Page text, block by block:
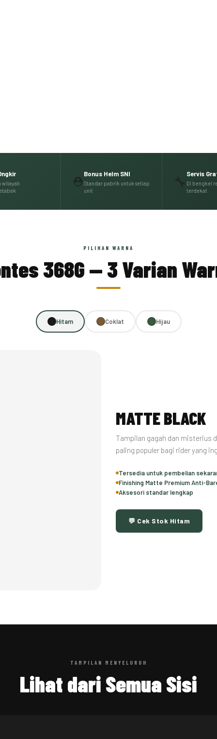
wilayah
⛑️
Bonus Helm SNI
Standar pabrik untuk setiap
unit
🔧
Servis
Di bengkel
terdekat
PILIHAN WARNA
368G — 3 Varian
Hitam Coklat Hijau
MATTE BLACK
Tampilan gagah dan misterius
paling populer bagi rider yang
Tersedia untuk pembelian
Finishing Matte Premium Anti-
Aksesori standar lengkap
💬 Cek Stok Hitam
TAMPILAN MENYELURUH
Lihat dari Semua Sisi